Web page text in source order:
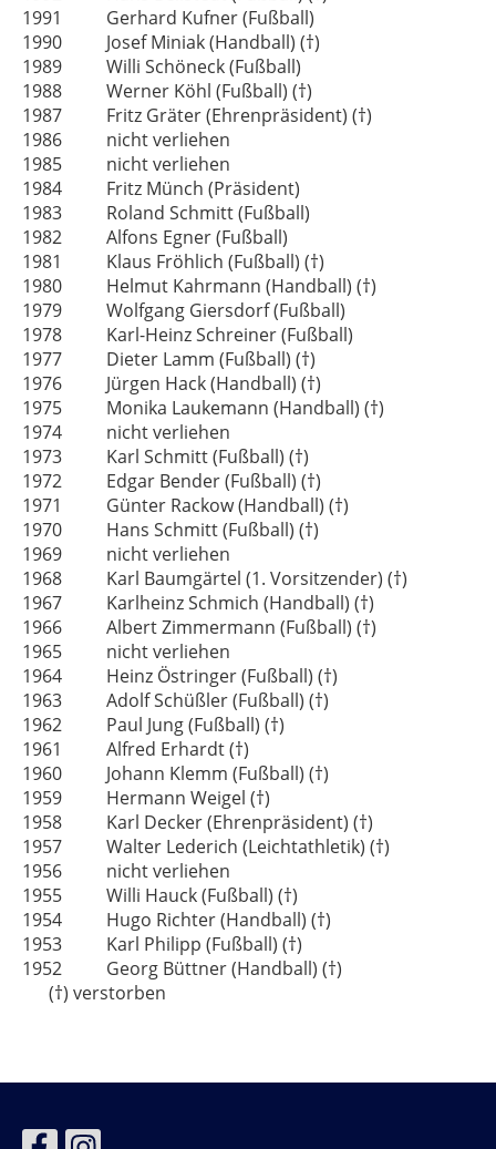
1991 Gerhard Kufner (Fußball)
1990 Josef Miniak (Handball) (†)
1989 Willi Schöneck (Fußball)
1988 Werner Köhl (Fußball) (†)
1987 Fritz Gräter (Ehrenpräsident) (†)
1986 nicht verliehen
1985 nicht verliehen
1984 Fritz Münch (Präsident)
1983 Roland Schmitt (Fußball)
1982 Alfons Egner (Fußball)
1981 Klaus Fröhlich (Fußball) (†)
1980 Helmut Kahrmann (Handball) (†)
1979 Wolfgang Giersdorf (Fußball)
1978 Karl-Heinz Schreiner (Fußball)
1977 Dieter Lamm (Fußball) (†)
1976 Jürgen Hack (Handball) (†)
1975 Monika Laukemann (Handball) (†)
1974 nicht verliehen
1973 Karl Schmitt (Fußball) (†)
1972 Edgar Bender (Fußball) (†)
1971 Günter Rackow (Handball) (†)
1970 Hans Schmitt (Fußball) (†)
1969 nicht verliehen
1968 Karl Baumgärtel (1. Vorsitzender) (†)
1967 Karlheinz Schmich (Handball) (†)
1966 Albert Zimmermann (Fußball) (†)
1965 nicht verliehen
1964 Heinz Östringer (Fußball) (†)
1963 Adolf Schüßler (Fußball) (†)
1962 Paul Jung (Fußball) (†)
1961 Alfred Erhardt (†)
1960 Johann Klemm (Fußball) (†)
1959 Hermann Weigel (†)
1958 Karl Decker (Ehrenpräsident) (†)
1957 Walter Lederich (Leichtathletik) (†)
1956 nicht verliehen
1955 Willi Hauck (Fußball) (†)
1954 Hugo Richter (Handball) (†)
1953 Karl Philipp (Fußball) (†)
1952 Georg Büttner (Handball) (†)
(†) verstorben